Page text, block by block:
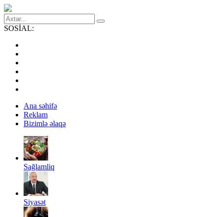
SOSİAL:
Ana səhifə
Reklam
Bizimlə əlaqə
Sağlamliq
Siyasət